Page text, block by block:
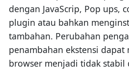
dengan JavaScrip, Pop ups,
plugin atau bahkan
tambahan. Perubahan
penambahan ekstensi dapat
browser menjadi tidak stabil